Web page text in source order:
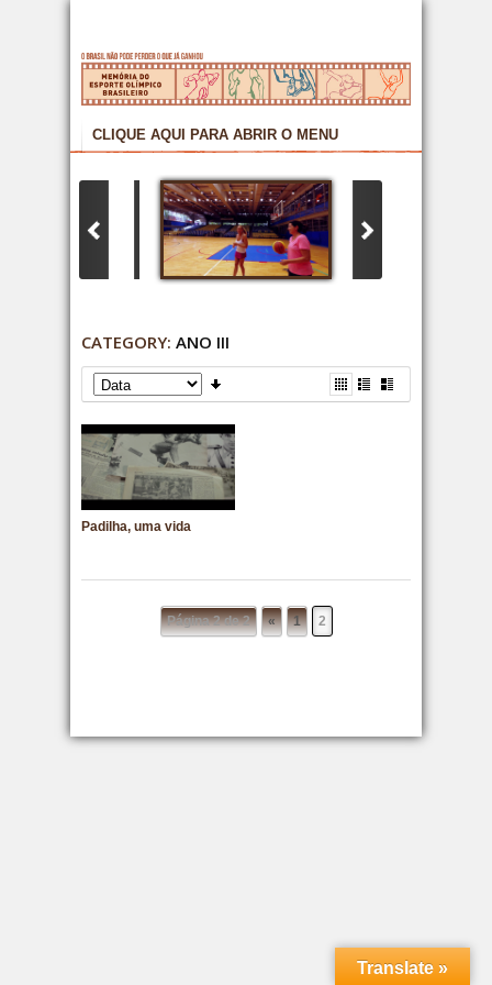
CATEGORY: ANO III
Padilha, uma vida
Página 2 de 2 « 1 2
Translate »